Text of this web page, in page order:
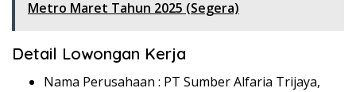
Metro Maret Tahun 2025 (Segera)
Detail Lowongan Kerja
Nama Perusahaan : PT Sumber Alfaria Trijaya,